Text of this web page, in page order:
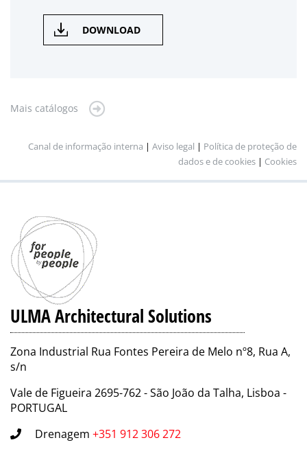
DOWNLOAD
Mais catálogos
Canal de informação interna | Aviso legal | Política de proteção de
dados e de cookies | Cookies
ULMA Architectural Solutions
Zona Industrial Rua Fontes Pereira de Melo nº8, Rua A,
s/n
Vale de Figueira 2695-762 - São João da Talha, Lisboa -
PORTUGAL
Drenagem +351 912 306 272